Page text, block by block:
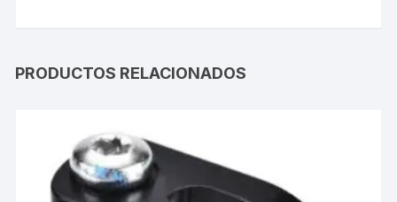
PRODUCTOS RELACIONADOS